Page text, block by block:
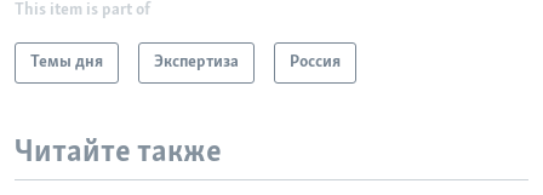
Learning English
This item is part of
Темы дня Экспертиза Россия
Читайте также